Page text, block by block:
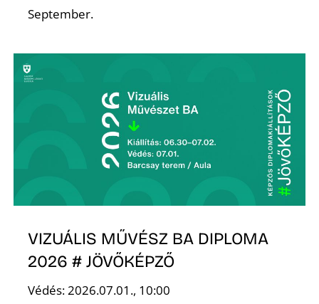
September.
VIZUÁLIS MŰVÉSZ BA DIPLOMA
2026 # JÖVŐKÉPZŐ
Védés: 2026.07.01., 10:00